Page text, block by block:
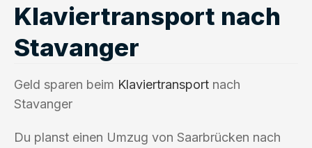
Klaviertransport nach
Stavanger
Geld sparen beim Klaviertransport nach
Stavanger
Du planst einen Umzug von Saarbrücken nach